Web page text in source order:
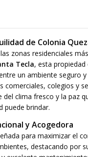
de Colonia
zonas residenciales más
Tecla, esta propiedad
un ambiente seguro y
comerciales, colegios y
del clima fresco y la paz
puede brindar.
y Acogedora
para maximizar el
destacando por